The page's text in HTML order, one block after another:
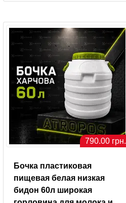
790.00 грн.
Бочка пластиковая
пищевая белая низкая
бидон 60л широкая